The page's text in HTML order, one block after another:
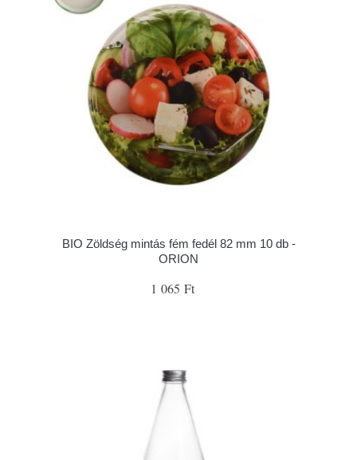
BIO Zöldség mintás fém fedél 82 mm 10 db -
ORION
1 065 Ft